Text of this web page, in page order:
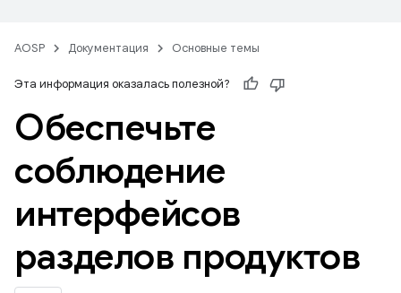
AOSP Документация Основные темы
Эта информация оказалась полезной?
Обеспечьте
соблюдение
интерфейсов
разделов продуктов